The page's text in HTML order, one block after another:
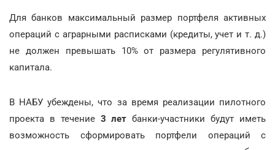
Для банков максимальный размер портфеля активных
операций с аграрными расписками (кредиты, учет и т. д.)
не должен превышать 10% от размера регулятивного
капитала.
В НАБУ убеждены, что за время реализации пилотного
проекта в течение 3 лет банки-участники будут иметь
возможность сформировать портфели операций с